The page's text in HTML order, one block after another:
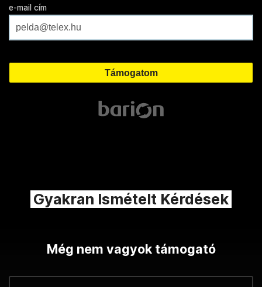
e-mail cím
Gyakran Ismételt Kérdések
Még nem vagyok támogató